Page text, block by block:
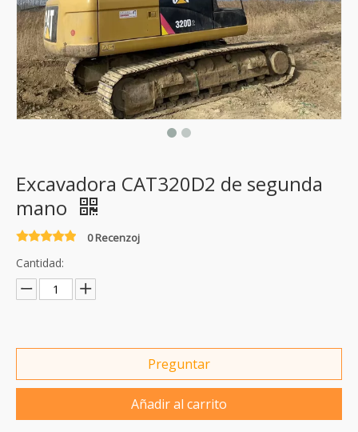
Excavadora CAT320D2 de segunda
mano
0 Recenzoj
Cantidad:
Preguntar
Añadir al carrito